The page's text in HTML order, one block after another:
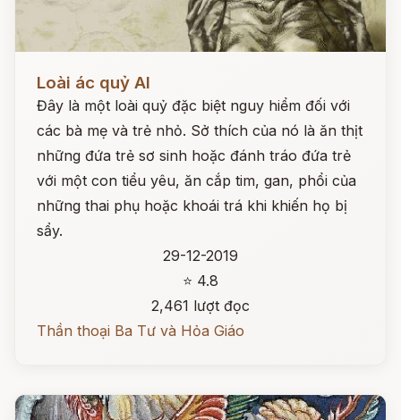
Loài ác quỷ Al
Đây là một loài quỷ đặc biệt nguy hiểm đối với
các bà mẹ và trẻ nhỏ. Sở thích của nó là ăn thịt
những đứa trẻ sơ sinh hoặc đánh tráo đứa trẻ
với một con tiểu yêu, ăn cắp tim, gan, phổi của
những thai phụ hoặc khoái trá khi khiến họ bị
sẩy.
29-12-2019
⭐ 4.8
2,461 lượt đọc
Thần thoại Ba Tư và Hỏa Giáo